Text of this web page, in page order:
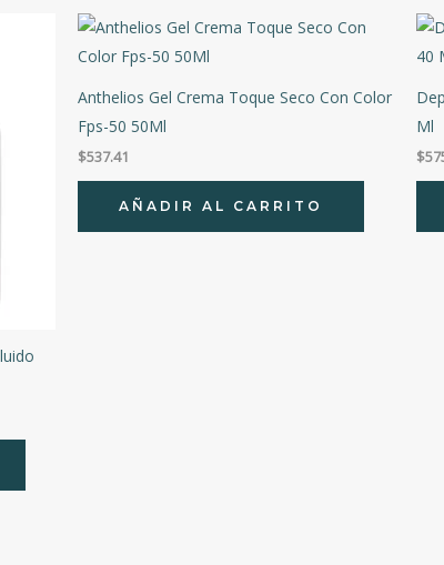
Anthelios Gel Crema Toque Seco Con Color
Fps-50 50Ml
$537.41
AÑADIR AL CARRITO
Ml
$